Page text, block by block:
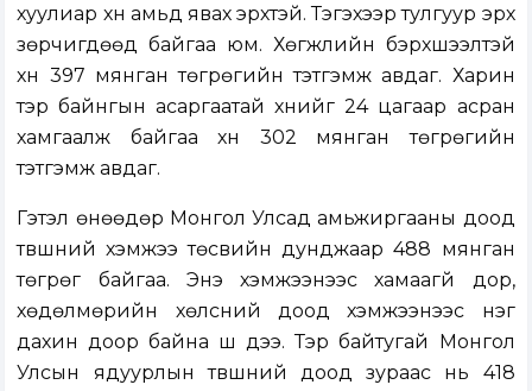
хуулиар хүн амьд явах эрхтэй. Тэгэхээр тулгуур эрх
зөрчигдөөд байгаа юм. Хөгжлийн бэрхшээлтэй
хүн 397 мянган төгрөгийн тэтгэмж авдаг. Харин
тэр байнгын асаргаатай хүнийг 24 цагаар асран
хамгаалж байгаа хүн 302 мянган төгрөгийн
тэтгэмж авдаг.
Гэтэл өнөөдөр Монгол Улсад амьжиргааны доод
түвшний хэмжээ төсвийн дунджаар 488 мянган
төгрөг байгаа. Энэ хэмжээнээс хамаагүй дор,
хөдөлмөрийн хөлсний доод хэмжээнээс нэг
дахин доор байна шүү дээ. Тэр байтугай Монгол
Улсын ядуурлын түвшний доод зураас нь 418